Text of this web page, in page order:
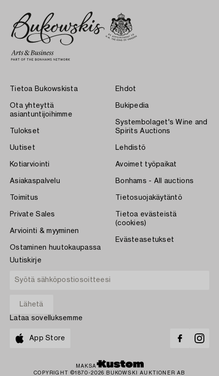
Tietoa Bukowskista
Ota yhteyttä
asiantuntijoihimme
Tulokset
Uutiset
Kotiarviointi
Asiakaspalvelu
Toimitus
Private Sales
Arviointi & myyminen
Ostaminen huutokaupassa
Ehdot
Bukipedia
Systembolaget's Wine and
Spirits Auctions
Lehdistö
Avoimet työpaikat
Bonhams - All auctions
Tietosuojakäytäntö
Tietoa evästeistä
(cookies)
Evästeasetukset
Uutiskirje
Lataa sovelluksemme
App Store
MAKSA
COPYRIGHT ©1870-2026 BUKOWSKI AUKTIONER AB